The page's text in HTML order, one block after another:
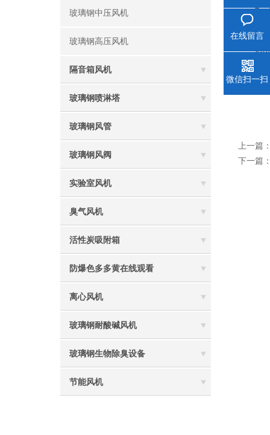
玻璃钢中压风机
玻璃钢高压风机
隔音箱风机
玻璃钢喷淋塔
玻璃钢风管
玻璃钢风阀
实验室风机
臭气风机
活性炭吸附箱
防爆色多多黄在线观看
离心风机
玻璃钢耐酸碱风机
玻璃钢生物除臭设备
节能风机
4. 气力
低。
FRP风机
方便
系统中使
上一篇
下一篇
在线留言
微信扫一扫